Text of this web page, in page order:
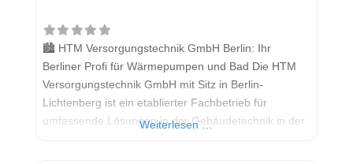
🏙️ HTM Versorgungstechnik GmbH Berlin: Ihr
Berliner Profi für Wärmepumpen und Bad Die HTM
Versorgungstechnik GmbH mit Sitz in Berlin-
Lichtenberg ist ein etablierter Fachbetrieb für
umfassende Lösungen in der Gebäudetechnik in der
Weiterlesen …